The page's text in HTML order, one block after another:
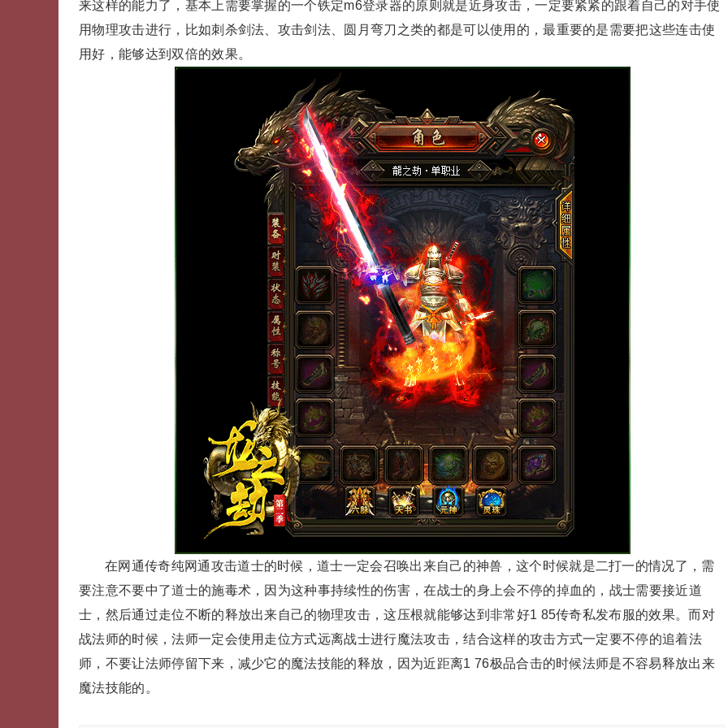
来这样的能力了，基本上需要掌握的一个铁定m6登录器的原则就是近身攻击，一定要紧紧的跟着自己的对手使
用物理攻击进行，比如刺杀剑法、攻击剑法、圆月弯刀之类的都是可以使用的，最重要的是需要把这些连击使
用好，能够达到双倍的效果。
在网通传奇纯网通攻击道士的时候，道士一定会召唤出来自己的神兽，这个时候就是二打一的情况了，需
要注意不要中了道士的施毒术，因为这种事持续性的伤害，在战士的身上会不停的掉血的，战士需要接近道
士，然后通过走位不断的释放出来自己的物理攻击，这压根就能够达到非常好1 85传奇私发布服的效果。而对
战法师的时候，法师一定会使用走位方式远离战士进行魔法攻击，结合这样的攻击方式一定要不停的追着法
师，不要让法师停留下来，减少它的魔法技能的释放，因为近距离1 76极品合击的时候法师是不容易释放出来
魔法技能的。